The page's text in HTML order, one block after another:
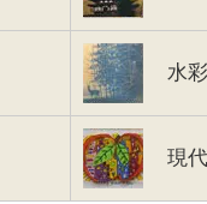
水
現